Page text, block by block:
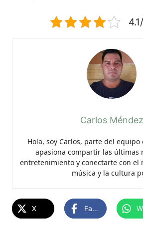
Carlos Méndez
Hola, soy Carlos, parte del equipo
apasiona compartir las últimas
entretenimiento y conectarte con el
música y la cultura
X Facebook